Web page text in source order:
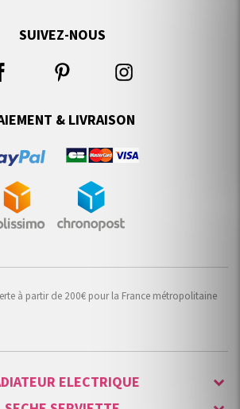
SUIVEZ-NOUS
& LIVRAISON
à partir de 200€ pour la France métropolitaine
ELECTRIQUE